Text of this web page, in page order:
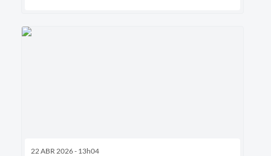
22 ABR 2026 - 13h04